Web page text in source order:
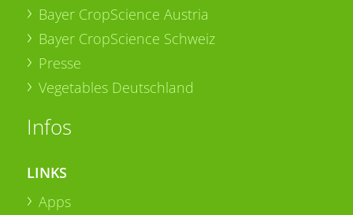
Bayer CropScience Austria
Bayer CropScience Schweiz
Presse
Vegetables Deutschland
Infos
LINKS
Apps